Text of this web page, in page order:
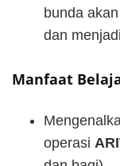
bunda
dan
Manfaat
operasi